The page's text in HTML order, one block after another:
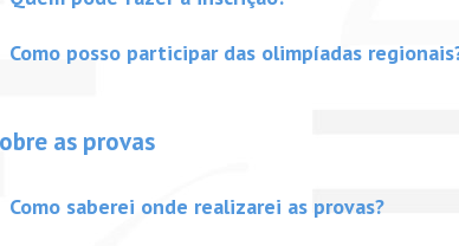
Como posso participar das olimpíadas
as provas
Como saberei onde realizarei as provas?